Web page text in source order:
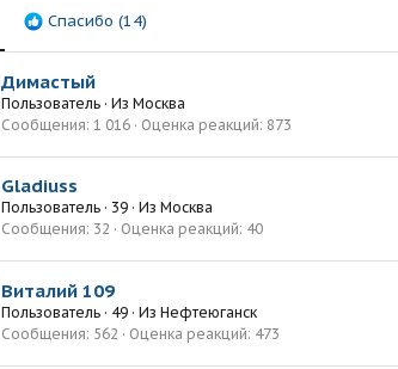
Спасибо (14)
Димастый
Пользователь · Из Москва
Сообщения 1 016 Оценка реакций 873
Gladiuss
Пользователь · 39 · Из Москва
Сообщения 32 Оценка реакций 40
Виталий 109
Пользователь · 49 · Из Нефтеюганск
Сообщения 562 Оценка реакций 473